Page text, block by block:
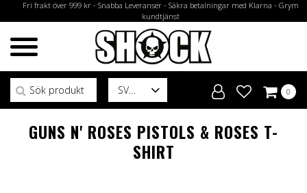
Fri frakt över 999 kr - Snabba Leveranser - Säkra betalningar med Klarna - Grym
kundtjänst
SV
Sök efter:
0
GUNS N' ROSES PISTOLS & ROSES T-
SHIRT